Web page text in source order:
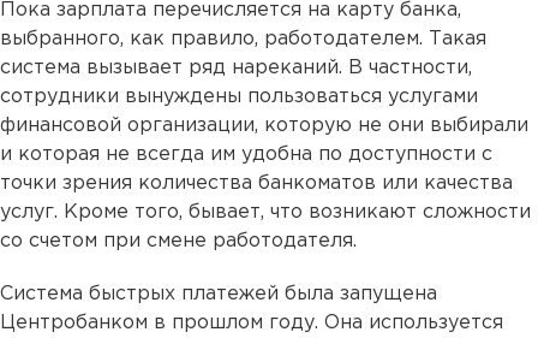
Пока зарплата перечисляется на карту банка,
выбранного, как правило, работодателем. Такая
система вызывает ряд нареканий. В частности,
сотрудники вынуждены пользоваться услугами
финансовой организации, которую не они выбирали
и которая не всегда им удобна по доступности с
точки зрения количества банкоматов или качества
услуг. Кроме того, бывает, что возникают сложности
со счетом при смене работодателя.
Система быстрых платежей была запущена
Центробанком в прошлом году. Она используется